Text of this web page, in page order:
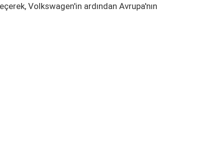
Volkswagen'in ardından Avrupa'nın